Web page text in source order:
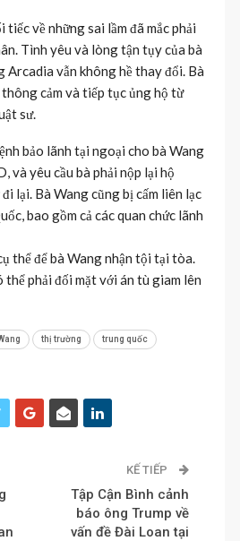
tiếc về những sai lầm đã mắc phải
Tình yêu và lòng tận tụy của bà
Arcadia vẫn không hề thay đổi. Bà
cảm và tiếp tục ủng hộ từ
sư.
bảo lãnh tại ngoại cho bà Wang
và yêu cầu bà phải nộp lại hộ
lại. Bà Wang cũng bị cấm liên lạc
bao gồm cả các quan chức lãnh
thể để bà Wang nhận tội tại tòa.
thể phải đối mặt với án tù giam lên
thị trường trung quốc
KẾ TIẾP
Tập Cận Bình cảnh
báo ông Trump về
vấn đề Đài Loan tại